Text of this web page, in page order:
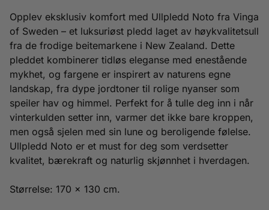
Opplev eksklusiv komfort med Ullpledd Noto fra Vinga
of Sweden – et luksuriøst pledd laget av høykvalitetsull
fra de frodige beitemarkene i New Zealand. Dette
pleddet kombinerer tidløs eleganse med enestående
mykhet, og fargene er inspirert av naturens egne
landskap, fra dype jordtoner til rolige nyanser som
speiler hav og himmel. Perfekt for å tulle deg inn i når
vinterkulden setter inn, varmer det ikke bare kroppen,
men også sjelen med sin lune og beroligende følelse.
Ullpledd Noto er et must for deg som verdsetter
kvalitet, bærekraft og naturlig skjønnhet i hverdagen.
Størrelse: 170 x 130 cm.